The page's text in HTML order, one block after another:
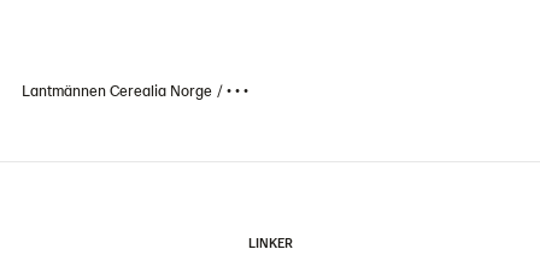
Lantmännen Cerealia Norge • • •
LINKER